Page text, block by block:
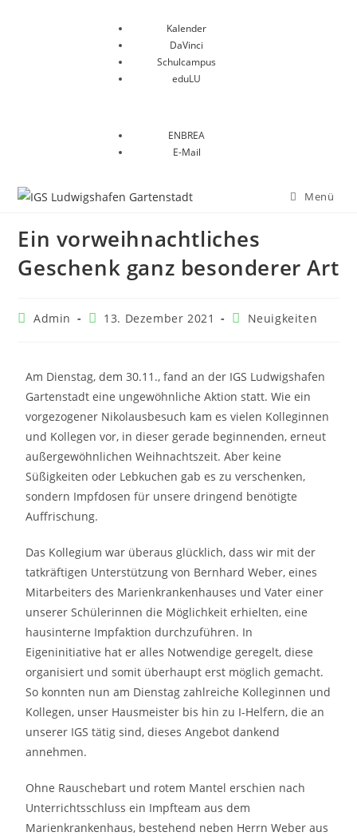
Kalender
DaVinci
Schulcampus
eduLU
ENBREA
E-Mail
Menü
Ein vorweihnachtliches
Geschenk ganz besonderer Art
Admin 13. Dezember 2021 Neuigkeiten
Am Dienstag, dem 30.11., fand an der IGS Ludwigshafen
Gartenstadt eine ungewöhnliche Aktion statt. Wie ein
vorgezogener Nikolausbesuch kam es vielen Kolleginnen
und Kollegen vor, in dieser gerade beginnenden, erneut
außergewöhnlichen Weihnachtszeit. Aber keine
Süßigkeiten oder Lebkuchen gab es zu verschenken,
sondern Impfdosen für unsere dringend benötigte
Auffrischung.
Das Kollegium war überaus glücklich, dass wir mit der
tatkräftigen Unterstützung von Bernhard Weber, eines
Mitarbeiters des Marienkrankenhauses und Vater einer
unserer Schülerinnen die Möglichkeit erhielten, eine
hausinterne Impfaktion durchzuführen. In
Eigeninitiative hat er alles Notwendige geregelt, diese
organisiert und somit überhaupt erst möglich gemacht.
So konnten nun am Dienstag zahlreiche Kolleginnen und
Kollegen, unser Hausmeister bis hin zu I-Helfern, die an
unserer IGS tätig sind, dieses Angebot dankend
annehmen.
Ohne Rauschebart und rotem Mantel erschien nach
Unterrichtsschluss ein Impfteam aus dem
Marienkrankenhaus, bestehend neben Herrn Weber aus